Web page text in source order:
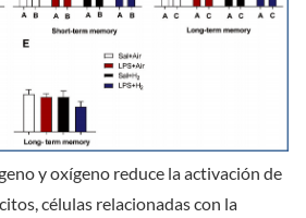
y oxígeno reduce la activación de
células relacionadas con la